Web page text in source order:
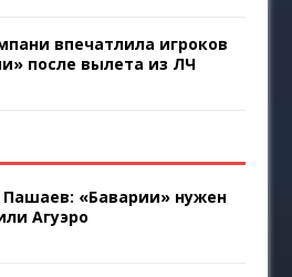
впечатлила игроков
после вылета из ЛЧ
«Баварии» нужен
Агуэро